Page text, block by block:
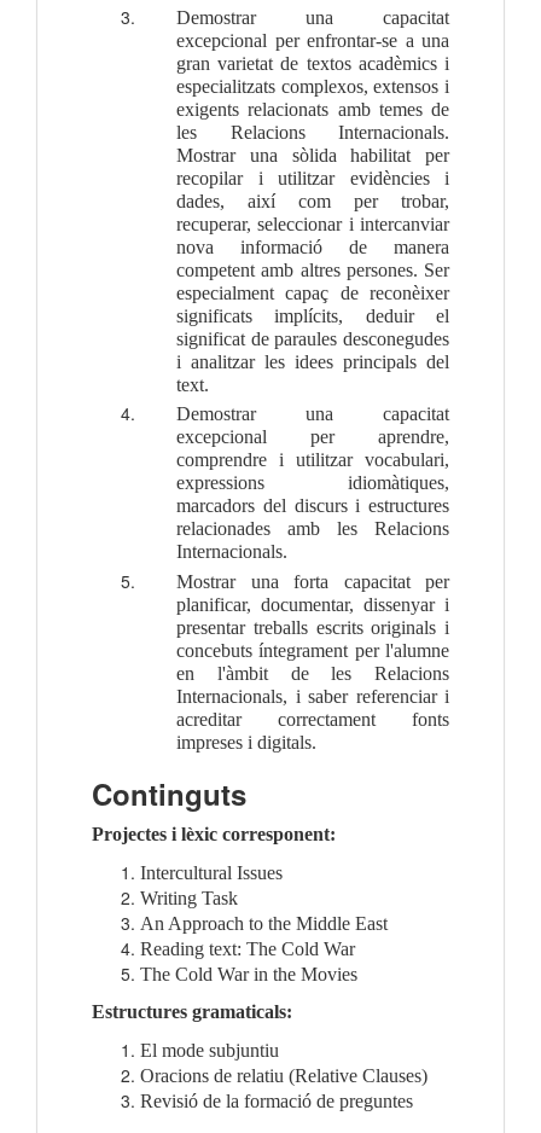
Demostrar una capacitat
excepcional per enfrontar-se a una
gran varietat de textos acadèmics i
especialitzats complexos, extensos i
exigents relacionats amb temes de
les Relacions Internacionals.
Mostrar una sòlida habilitat per
recopilar i utilitzar evidències i
dades, així com per trobar,
recuperar, seleccionar i intercanviar
nova informació de manera
competent amb altres persones. Ser
especialment capaç de reconèixer
significats implícits, deduir el
significat de paraules desconegudes
i analitzar les idees principals del
text.
Demostrar una capacitat
excepcional per aprendre,
comprendre i utilitzar vocabulari,
expressions idiomàtiques,
marcadors del discurs i estructures
relacionades amb les Relacions
Internacionals.
Mostrar una forta capacitat per
planificar, documentar, dissenyar i
presentar treballs escrits originals i
concebuts íntegrament per l'alumne
en l'àmbit de les Relacions
Internacionals, i saber referenciar i
acreditar correctament fonts
impreses i digitals.
Continguts
Projectes i lèxic corresponent:
Intercultural Issues
Writing Task
An Approach to the Middle East
Reading text: The Cold War
The Cold War in the Movies
Estructures gramaticals:
El mode subjuntiu
Oracions de relatiu (Relative Clauses)
Revisió de la formació de preguntes